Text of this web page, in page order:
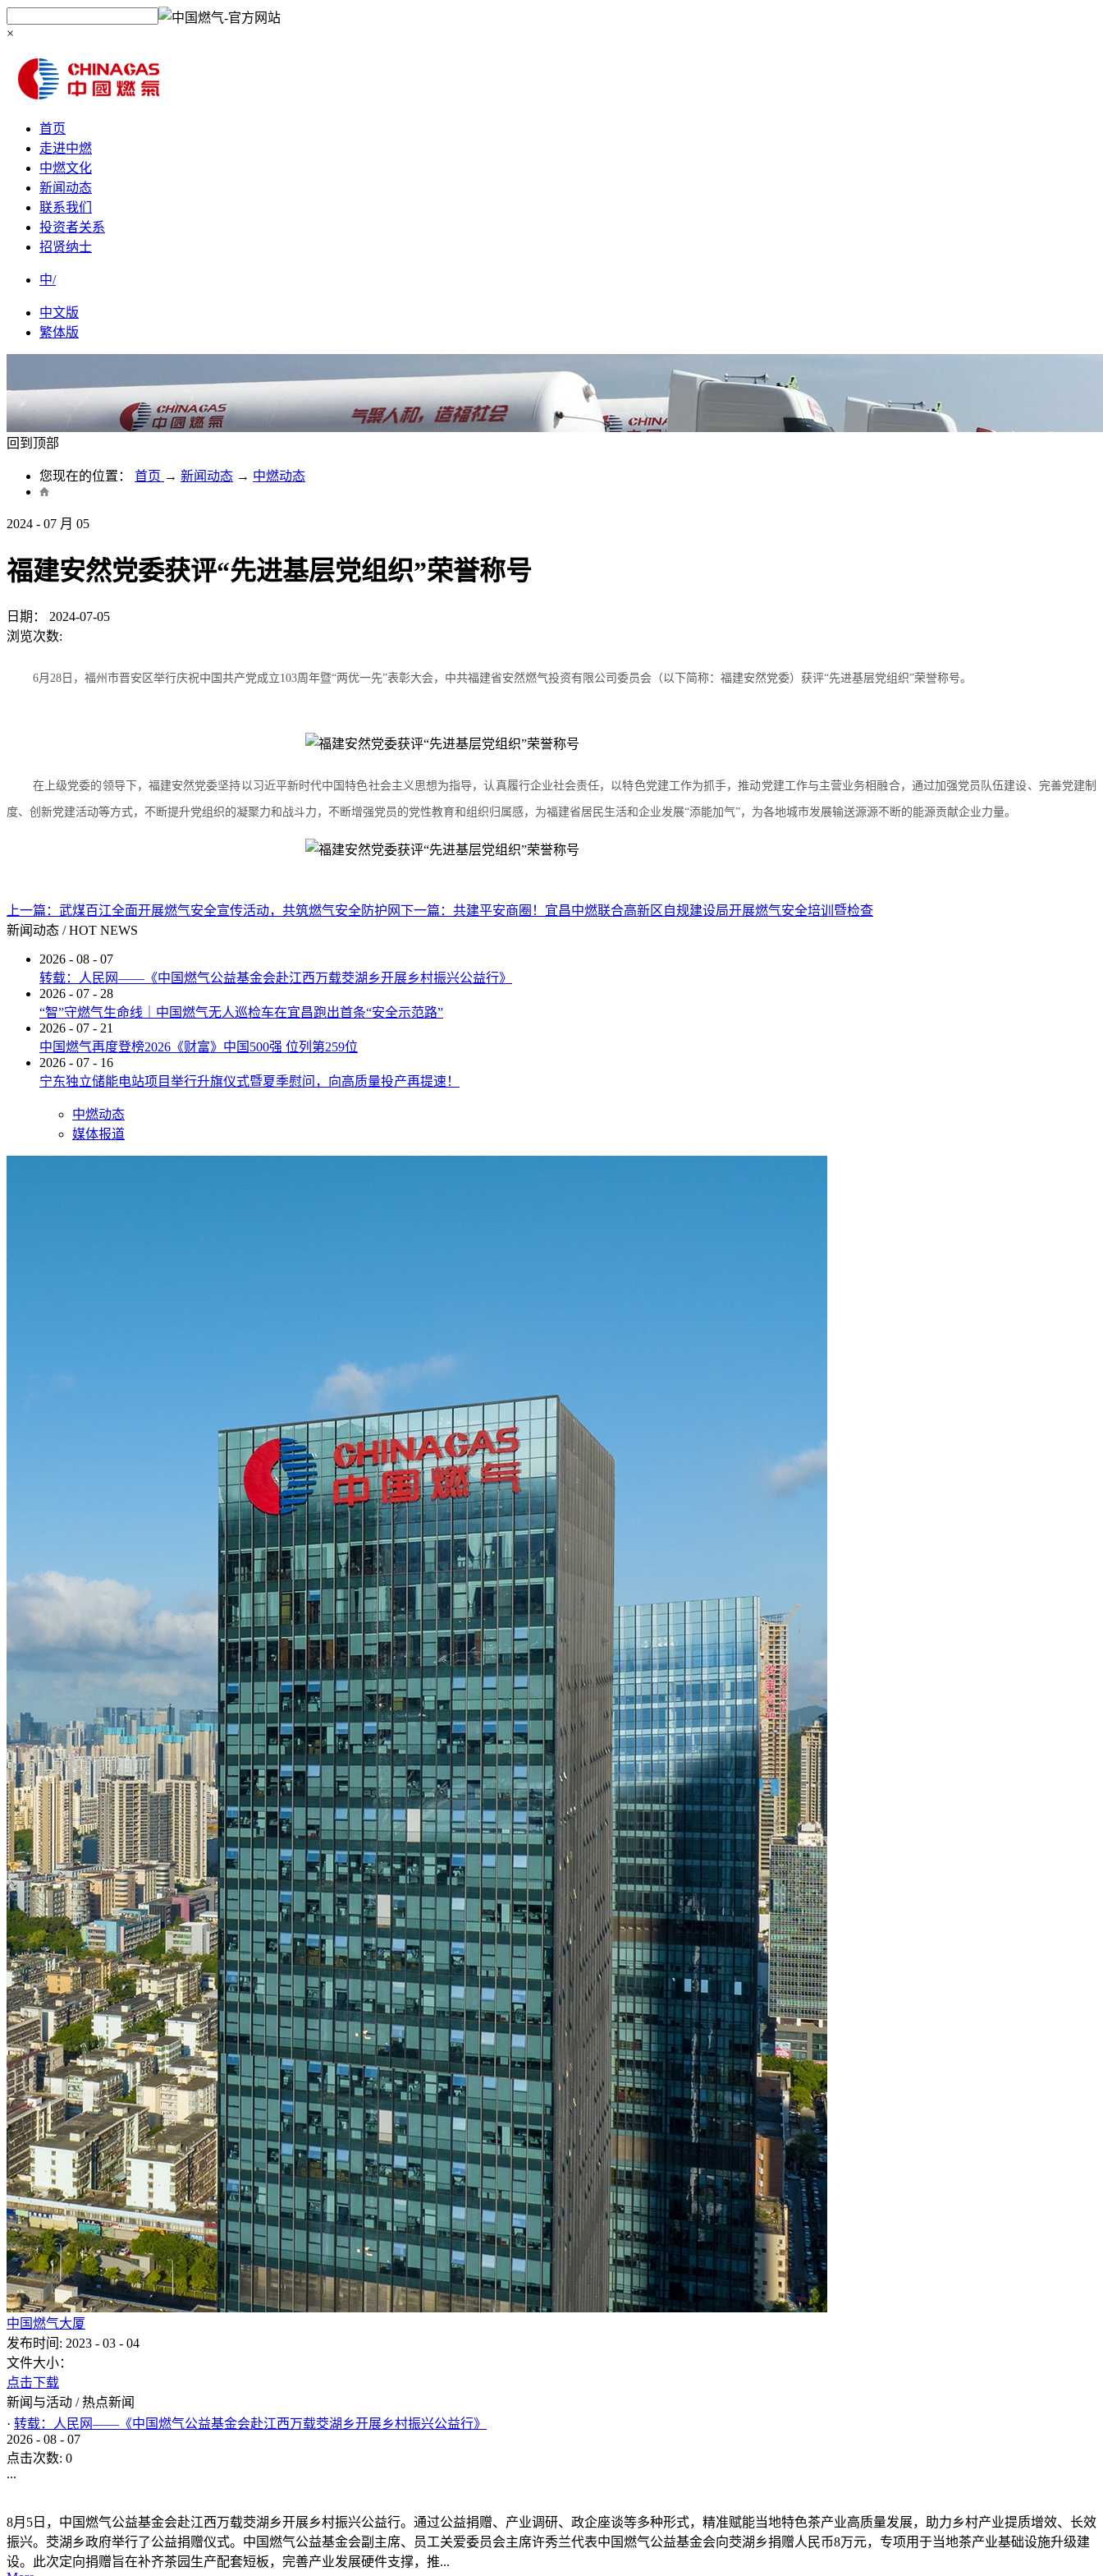
×
首页
走进中燃
中燃文化
新闻动态
联系我们
投资者关系
招贤纳士
中/
中文版
繁体版
回到顶部
您现在的位置： 首页 → 新闻动态 → 中燃动态
2024 - 07 月 05
福建安然党委获评“先进基层党组织”荣誉称号
日期：
2024-07-05
浏览次数:
6月28日，福州市晋安区举行庆祝中国共产党成立103周年暨“两优一先”表彰大会，中共福建省安然燃气投资有限公司委员会（以下简称：福建安然党委）获评“先进基层党组织”荣誉称号。
在上级党委的领导下，福建安然党委坚持以习近平新时代中国特色社会主义思想为指导，认真履行企业社会责任，以特色党建工作为抓手，推动党建工作与主营业务相融合，通过加强党员队伍建设、完善党建制
度、创新党建活动等方式，不断提升党组织的凝聚力和战斗力，不断增强党员的党性教育和组织归属感，为福建省居民生活和企业发展“添能加气”，为各地城市发展输送源源不断的能源贡献企业力量。
上一篇： 武煤百江全面开展燃气安全宣传活动，共筑燃气安全防护网下一篇： 共建平安商圈！宜昌中燃联合高新区自规建设局开展燃气安全培训暨检查
新闻动态 / HOT NEWS
2026 - 08 - 07
转载：人民网——《中国燃气公益基金会赴江西万载茭湖乡开展乡村振兴公益行》
2026 - 07 - 28
“智”守燃气生命线｜中国燃气无人巡检车在宜昌跑出首条“安全示范路”
2026 - 07 - 21
中国燃气再度登榜2026《财富》中国500强 位列第259位
2026 - 07 - 16
宁东独立储能电站项目举行升旗仪式暨夏季慰问，向高质量投产再提速！
中燃动态
媒体报道
中国燃气大厦
发布时间: 2023 - 03 - 04
文件大小：
点击下载
新闻与活动 / 热点新闻
· 转载：人民网——《中国燃气公益基金会赴江西万载茭湖乡开展乡村振兴公益行》
2026 - 08 - 07
点击次数: 0
...
8月5日，中国燃气公益基金会赴江西万载茭湖乡开展乡村振兴公益行。通过公益捐赠、产业调研、政企座谈等多种形式，精准赋能当地特色茶产业高质量发展，助力乡村产业提质增效、长效
振兴。茭湖乡政府举行了公益捐赠仪式。中国燃气公益基金会副主席、员工关爱委员会主席许秀兰代表中国燃气公益基金会向茭湖乡捐赠人民币8万元，专项用于当地茶产业基础设施升级建
设。此次定向捐赠旨在补齐茶园生产配套短板，完善产业发展硬件支撑，推...